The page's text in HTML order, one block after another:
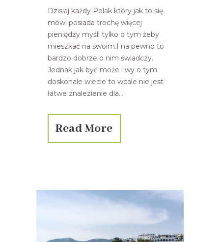
Dzisiaj każdy Polak który jak to się
mówi posiada trochę więcej
pieniędzy myśli tylko o tym żeby
mieszkać na swoim.I na pewno to
bardzo dobrze o nim świadczy.
Jednak jak być może i wy o tym
doskonale wiecie to wcale nie jest
łatwe znalezienie dla...
Read More